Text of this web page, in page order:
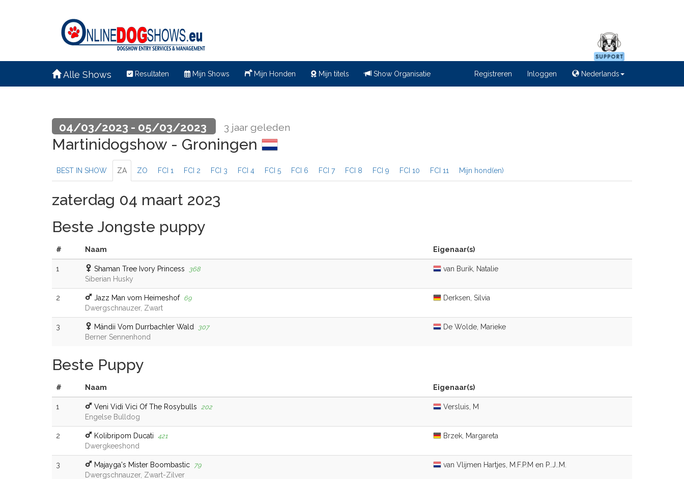
Alle Shows Resultaten Mijn Shows Mijn Honden Mijn titels Show Organisatie Registreren Inloggen Nederlands
04/03/2023 - 05/03/2023 3 jaar geleden
Martinidogshow - Groningen
BEST IN SHOW ZA ZO FCI 1 FCI 2 FCI 3 FCI 4 FCI 5 FCI 6 FCI 7 FCI 8 FCI 9 FCI 10 FCI 11 Mijn hond(en)
zaterdag 04 maart 2023
Beste Jongste puppy
# Naam Eigenaar(s)
1 Shaman Tree Ivory Princess 368
Siberian Husky
van Burik, Natalie
2 Jazz Man vom Heimeshof 69
Dwergschnauzer, Zwart
Derksen, Silvia
3 Mändii Vom Durrbachler Wald 307
Berner Sennenhond
De Wolde, Marieke
Beste Puppy
# Naam Eigenaar(s)
1 Veni Vidi Vici Of The Rosybulls 202
Engelse Bulldog
Versluis, M
2 Kolibripom Ducati 421
Dwergkeeshond
Brzek, Margareta
3 Majayga's Mister Boombastic 79
Dwergschnauzer, Zwart-Zilver
van Vlijmen Hartjes, M.F.P.M en P..J..M.